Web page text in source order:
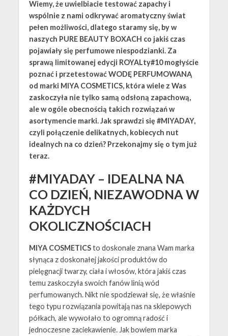
Wiemy, że uwielbiacie testować zapachy i
wspólnie z nami odkrywać aromatyczny świat
pełen możliwości, dlatego staramy się, by w
naszych PURE BEAUTY BOXACH co jakiś czas
pojawiały się perfumowe niespodzianki. Za
sprawą limitowanej edycji ROYALty#10 mogłyście
poznać i przetestować WODĘ PERFUMOWANĄ
od marki MIYA COSMETICS, która wiele z Was
zaskoczyła nie tylko samą odsłoną zapachową,
ale w ogóle obecnością takich rozwiązań w
asortymencie marki. Jak sprawdzi się #MIYADAY,
czyli połączenie delikatnych, kobiecych nut
idealnych na co dzień? Przekonajmy się o tym już
teraz.
#MIYADAY – IDEALNA NA
CO DZIEŃ, NIEZAWODNA W
KAŻDYCH
OKOLICZNOŚCIACH
MIYA COSMETICSto doskonale znana Wam marka
słynąca z doskonałej jakości produktów do
pielęgnacji twarzy, ciała i włosów, która jakiś czas
temu zaskoczyła swoich fanów linią wód
perfumowanych. Nikt nie spodziewał się, że właśnie
tego typu rozwiązania powitają nas na sklepowych
półkach, ale wywołało to ogromną radość i
jednoczesne zaciekawienie. Jak bowiem marka